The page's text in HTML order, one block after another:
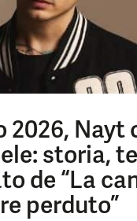
2026, Nayt
storia,
de “La
perduto”